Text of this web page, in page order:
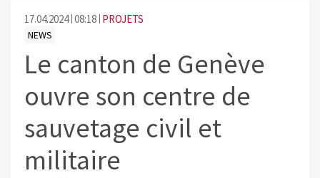
17.04.2024 08:18 PROJETS
NEWS
Le canton de Genève
ouvre son centre de
sauvetage civil et
militaire